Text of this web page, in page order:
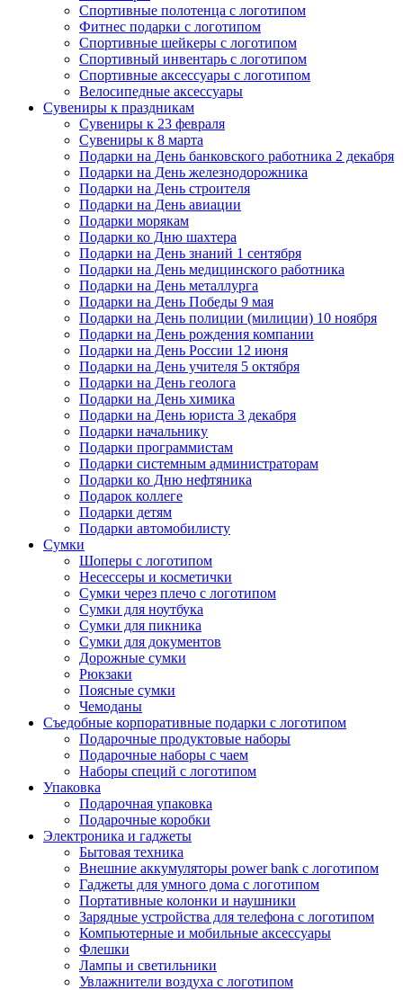
Спортивные полотенца с логотипом
Фитнес подарки с логотипом
Спортивные шейкеры с логотипом
Спортивный инвентарь с логотипом
Спортивные аксессуары с логотипом
Велосипедные аксессуары
Сувениры к праздникам
Сувениры к 23 февраля
Сувениры к 8 марта
Подарки на День банковского работника 2 декабря
Подарки на День железнодорожника
Подарки на День строителя
Подарки на День авиации
Подарки морякам
Подарки ко Дню шахтера
Подарки на День знаний 1 сентября
Подарки на День медицинского работника
Подарки на День металлурга
Подарки на День Победы 9 мая
Подарки на День полиции (милиции) 10 ноября
Подарки на День рождения компании
Подарки на День России 12 июня
Подарки на День учителя 5 октября
Подарки на День геолога
Подарки на День химика
Подарки на День юриста 3 декабря
Подарки начальнику
Подарки программистам
Подарки системным администраторам
Подарки ко Дню нефтяника
Подарок коллеге
Подарки детям
Подарки автомобилисту
Сумки
Шоперы с логотипом
Несессеры и косметички
Сумки через плечо с логотипом
Сумки для ноутбука
Сумки для пикника
Сумки для документов
Дорожные сумки
Рюкзаки
Поясные сумки
Чемоданы
Съедобные корпоративные подарки с логотипом
Подарочные продуктовые наборы
Подарочные наборы с чаем
Наборы специй с логотипом
Упаковка
Подарочная упаковка
Подарочные коробки
Электроника и гаджеты
Бытовая техника
Внешние аккумуляторы power bank с логотипом
Гаджеты для умного дома с логотипом
Портативные колонки и наушники
Зарядные устройства для телефона с логотипом
Компьютерные и мобильные аксессуары
Флешки
Лампы и светильники
Увлажнители воздуха с логотипом